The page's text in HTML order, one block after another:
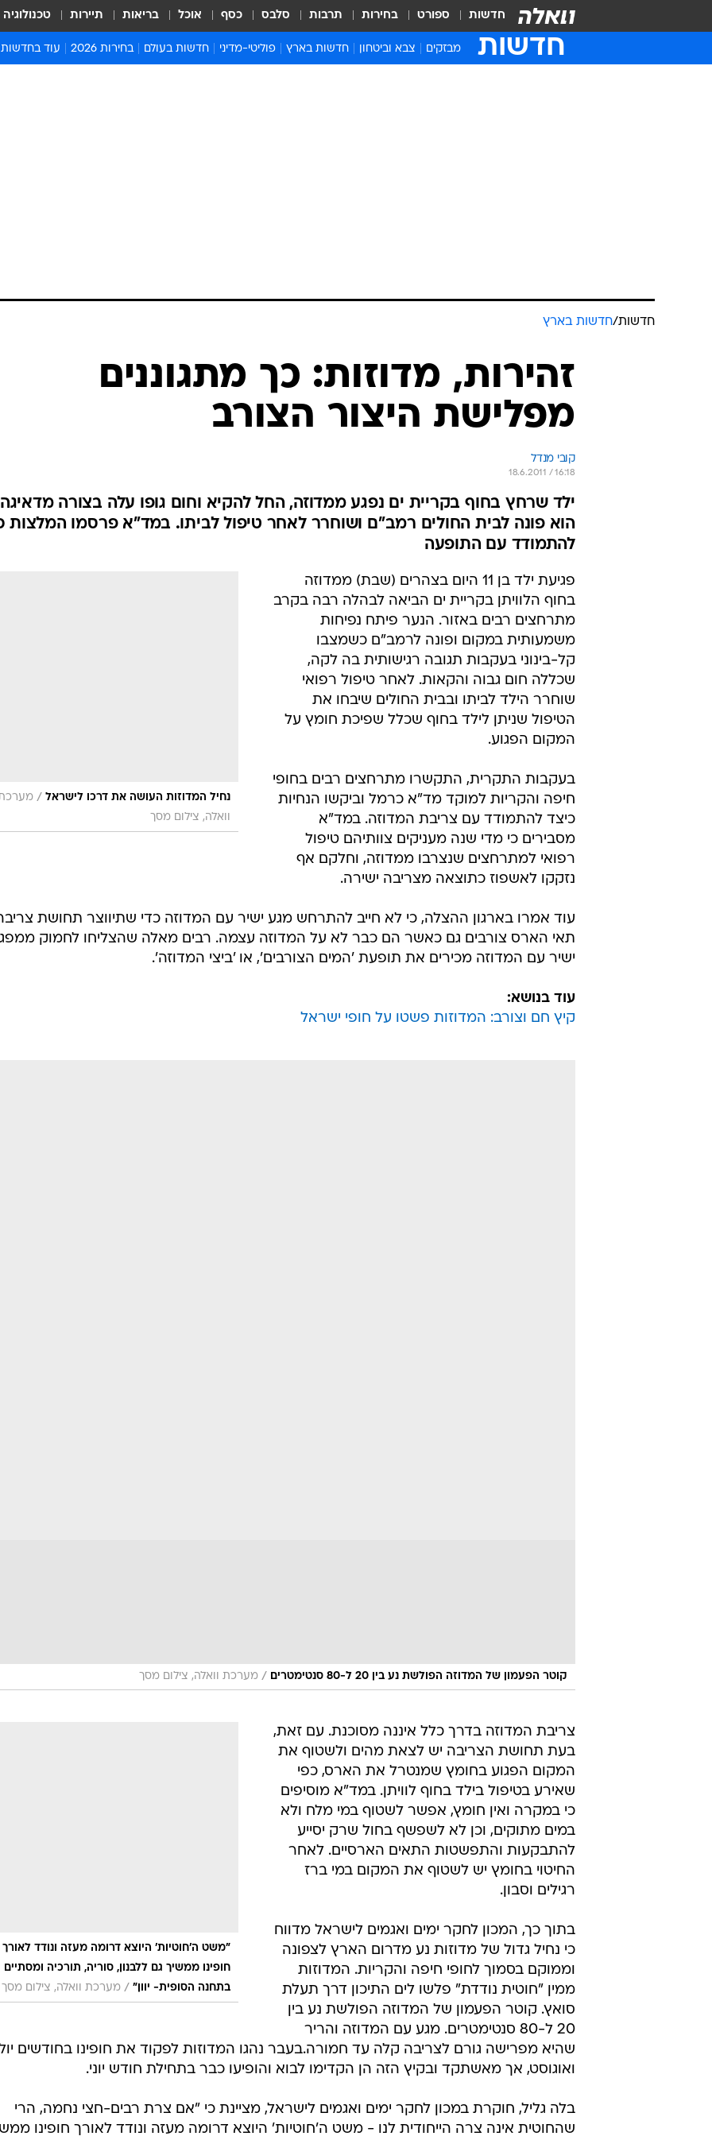
חדשות ספורט בחירות תרבות סלבס כסף אוכל בריאות תיירות טכנולוגיה
חדשות מבזקים צבא וביטחון חדשות בארץ פוליטי-מדיני חדשות בעולם בחירות 2026 עוד בחדשות
חדשות/חדשות בארץ
זהירות, מדוזות: כך מתגוננים
מפלישת היצור הצורב
קובי מנדל
18.6.2011 / 16:18
ילד שרחץ בחוף בקריית ים נפגע ממדוזה, החל להקיא וחום גופו עלה בצורה
הוא פונה לבית החולים רמב"ם ושוחרר לאחר טיפול לביתו. במד"א פרסמו המלצות
להתמודד עם התופעה
נחיל המדוזות העושה את דרכו לישראל /
וואלה, צילום מסך
פגיעת ילד בן 11 היום בצהרים (שבת) ממדוזה
בחוף הלוויתן בקריית ים הביאה לבהלה רבה בקרב
מתרחצים רבים באזור. הנער פיתח נפיחות
משמעותית במקום ופונה לרמב"ם כשמצבו
קל-בינוני בעקבות תגובה רגישותית בה לקה,
שכללה חום גבוה והקאות. לאחר טיפול רפואי
שוחרר הילד לביתו ובבית החולים שיבחו את
הטיפול שניתן לילד בחוף שכלל שפיכת חומץ על
המקום הפגוע.
בעקבות התקרית, התקשרו מתרחצים רבים בחופי
חיפה והקריות למוקד מד"א כרמל וביקשו הנחיות
כיצד להתמודד עם צריבת המדוזה. במד"א
מסבירים כי מדי שנה מעניקים צוותיהם טיפול
רפואי למתרחצים שנצרבו ממדוזה, וחלקם אף
נזקקו לאשפוז כתוצאה מצריבה ישירה.
עוד אמרו בארגון ההצלה, כי לא חייב להתרחש מגע ישיר עם המדוזה כדי שתיווצר תחושת
תאי הארס צורבים גם כאשר הם כבר לא על המדוזה עצמה. רבים מאלה שהצליחו לחמוק
ישיר עם המדוזה מכירים את תופעת 'המים הצורבים', או 'ביצי המדוזה'.
עוד בנושא:
קיץ חם וצורב: המדוזות פשטו על חופי ישראל
קוטר הפעמון של המדוזה הפולשת נע בין 20 ל-80 סנטימטרים / מערכת וואלה, צילום מסך
"משט ה'חוטיות' היוצא דרומה מעזה ונודד לאורך
חופינו ממשיך גם ללבנון, סוריה, תורכיה ומסתיים
בתחנה הסופית- יוון" / מערכת וואלה, צילום מסך
צריבת המדוזה בדרך כלל איננה מסוכנת. עם זאת,
בעת תחושת הצריבה יש לצאת מהים ולשטוף את
המקום הפגוע בחומץ שמנטרל את הארס, כפי
שאירע בטיפול בילד בחוף לוויתן. במד"א מוסיפים
כי במקרה ואין חומץ, אפשר לשטוף במי מלח ולא
במים מתוקים, וכן לא לשפשף בחול שרק יסייע
להתבקעות והתפשטות התאים הארסיים. לאחר
החיטוי בחומץ יש לשטוף את המקום במי ברז
רגילים וסבון.
בתוך כך, המכון לחקר ימים ואגמים לישראל מדווח
כי נחיל גדול של מדוזות נע מדרום הארץ לצפונה
וממוקם בסמוך לחופי חיפה והקריות. המדוזות
ממין "חוטית נודדת" פלשו לים התיכון דרך תעלת
סואץ. קוטר הפעמון של המדוזה הפולשת נע בין
20 ל-80 סנטימטרים. מגע עם המדוזה והריר
שהיא מפרישה גורם לצריבה קלה עד חמורה.בעבר נהגו המדוזות לפקוד את חופינו בחודשים
ואוגוסט, אך מאשתקד ובקיץ הזה הן הקדימו לבוא והופיעו כבר בתחילת חודש יוני.
בלה גליל, חוקרת במכון לחקר ימים ואגמים לישראל, מציינת כי "אם צרת רבים-חצי נחמה, הרי
שהחוטית אינה צרה הייחודית לנו - משט ה'חוטיות' היוצא דרומה מעזה ונודד לאורך חופינו